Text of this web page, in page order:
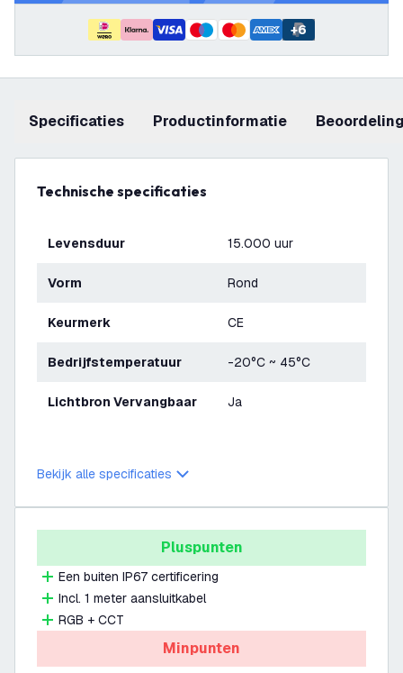
+6
Specificaties productinformatie
Technische specificaties
Levensduur 15.000 uur
Vorm Rond
Keurmerk CE
Bedrijfstemperatuur -20°C ~ 45°C
Lichtbron Vervangbaar Ja
Bekijk alle specificaties
Pluspunten
Een buiten IP67 certificering
Incl. 1 meter aansluitkabel
RGB + CCT
Minpunten